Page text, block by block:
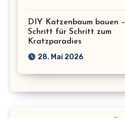
DIY Katzenbaum bauen –
Schritt für Schritt zum
Kratzparadies
28. Mai 2026